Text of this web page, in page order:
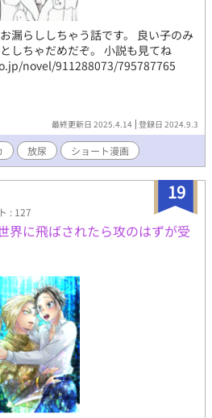
漏らししちゃう話です。 良い子のみ
しちゃだめだぞ。 小説も見てね
novel/911288073/795787765
最終更新日 2025.4.14 登録日 2024.9.3
放尿 ショート漫画
19
: 127
界に飛ばされたら攻のはずが受